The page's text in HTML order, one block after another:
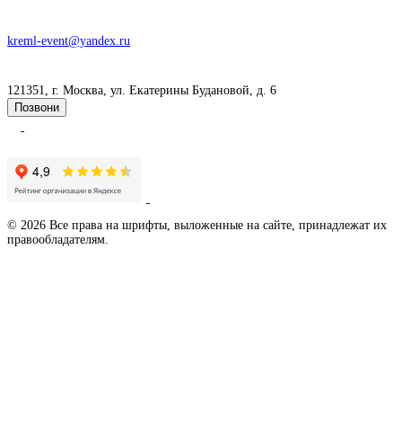
kreml-event@yandex.ru
121351, г. Москва, ул. Екатерины Будановой, д. 6
Позвони
© 2026 Все права на шрифты, выложенные на сайте, принадлежат их
правообладателям.